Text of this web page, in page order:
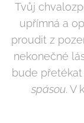
Tvůj
upřímná a
proudit z
nekonečné
bude přetékat
spásou. V